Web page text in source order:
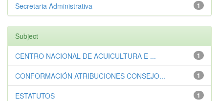
1
Secretaria Administrativa
Subject
1
CENTRO NACIONAL DE ACUICULTURA E ...
1
CONFORMACIÓN ATRIBUCIONES CONSEJO...
1
ESTATUTOS